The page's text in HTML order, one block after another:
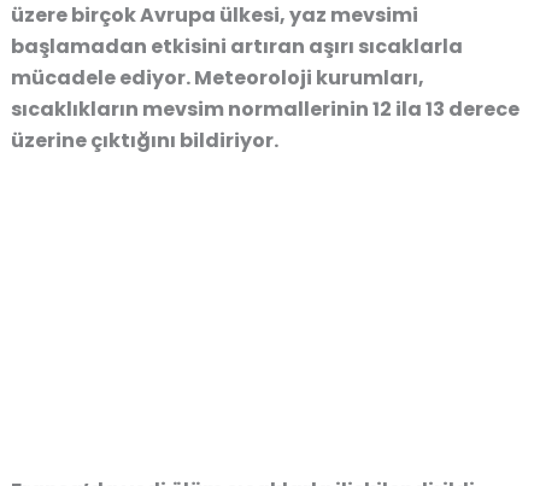
üzere birçok Avrupa ülkesi, yaz mevsimi
başlamadan etkisini artıran aşırı sıcaklarla
mücadele ediyor. Meteoroloji kurumları,
sıcaklıkların mevsim normallerinin 12 ila 13 derece
üzerine çıktığını bildiriyor.